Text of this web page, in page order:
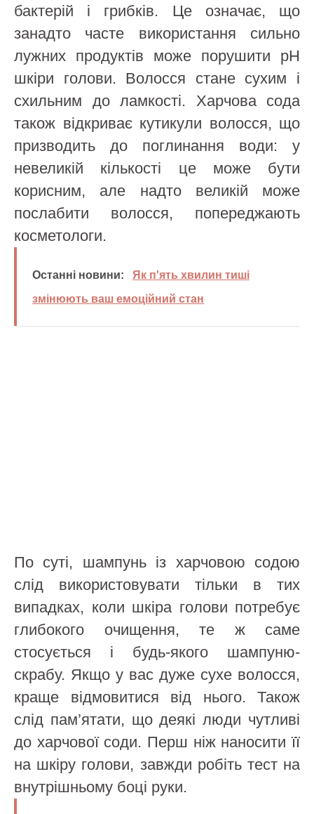
бактерій і грибків. Це означає, що
занадто часте використання сильно
лужних продуктів може порушити pH
шкіри голови. Волосся стане сухим і
схильним до ламкості. Харчова сода
також відкриває кутикули волосся, що
призводить до поглинання води: у
невеликій кількості це може бути
корисним, але надто великій може
послабити волосся, попереджають
косметологи.
Останні новини:
Як п'ять хвилин тиші
змінюють ваш емоційний стан
По суті, шампунь із харчовою содою
слід використовувати тільки в тих
випадках, коли шкіра голови потребує
глибокого очищення, те ж саме
стосується і будь-якого шампуню-
скрабу. Якщо у вас дуже сухе волосся,
краще відмовитися від нього. Також
слід пам’ятати, що деякі люди чутливі
до харчової соди. Перш ніж наносити її
на шкіру голови, завжди робіть тест на
внутрішньому боці руки.